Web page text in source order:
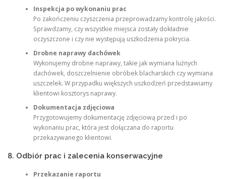
Inspekcja po wykonaniu prac
Po zakończeniu czyszczenia przeprowadzamy kontrolę jakości.
Sprawdzamy, czy wszystkie miejsca zostały dokładnie
oczyszczone i czy nie występują uszkodzenia pokrycia.
Drobne naprawy dachówek
Wykonujemy drobne naprawy, takie jak wymiana luźnych
dachówek, doszczelnienie obróbek blacharskich czy wymiana
uszczelek. W przypadku większych uszkodzeń przedstawiamy
klientowi kosztorys naprawy.
Dokumentacja zdjęciowa
Przygotowujemy dokumentację zdjęciową przed i po
wykonaniu prac, która jest dołączana do raportu
przekazywanego klientowi.
8. Odbiór prac i zalecenia konserwacyjne
Przekazanie raportu